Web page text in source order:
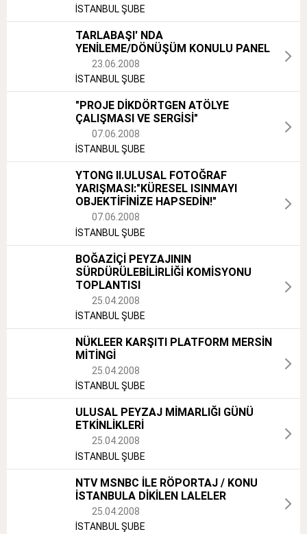
İSTANBUL ŞUBE
TARLABAŞI' NDA
YENİLEME/DÖNÜŞÜM KONULU PANEL
23.06.2008
İSTANBUL ŞUBE
"PROJE DİKDÖRTGEN ATÖLYE
ÇALIŞMASI VE SERGİSİ"
07.06.2008
İSTANBUL ŞUBE
YTONG II.ULUSAL FOTOĞRAF
YARIŞMASI:"KÜRESEL ISINMAYI
OBJEKTİFİNİZE HAPSEDİN!"
07.06.2008
İSTANBUL ŞUBE
BOĞAZİÇİ PEYZAJININ
SÜRDÜRÜLEBİLİRLİĞİ KOMİSYONU
TOPLANTISI
25.04.2008
İSTANBUL ŞUBE
NÜKLEER KARŞITI PLATFORM MERSİN
MİTİNGİ
25.04.2008
İSTANBUL ŞUBE
ULUSAL PEYZAJ MİMARLIĞI GÜNÜ
ETKİNLİKLERİ
25.04.2008
İSTANBUL ŞUBE
NTV MSNBC İLE RÖPORTAJ / KONU
İSTANBULA DİKİLEN LALELER
25.04.2008
İSTANBUL ŞUBE